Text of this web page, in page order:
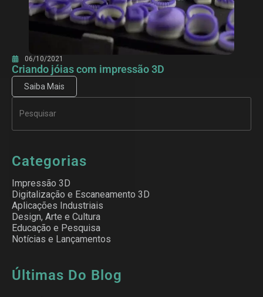
06/10/2021
Criando jóias com impressão 3D
Saiba Mais
Categorias
Impressão 3D
Digitalização e Escaneamento 3D
Aplicações Industriais
Design, Arte e Cultura
Educação e Pesquisa
Notícias e Lançamentos
Últimas Do Blog